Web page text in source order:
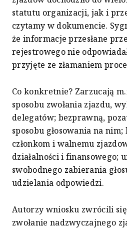
statutu organizacji, jak i
czytamy w dokumencie.
że informacje przesłane
rejestrowego nie
przyjęte ze złamaniem
Co konkretnie? Zarzucają
sposobu zwołania zjazdu,
delegatów; bezprawną,
sposobu głosowania na
członkom i walnemu
działalności i finansowego;
swobodnego zabierania
udzielania odpowiedzi.
Autorzy wniosku zwrócili
zwołanie nadzwyczajnego